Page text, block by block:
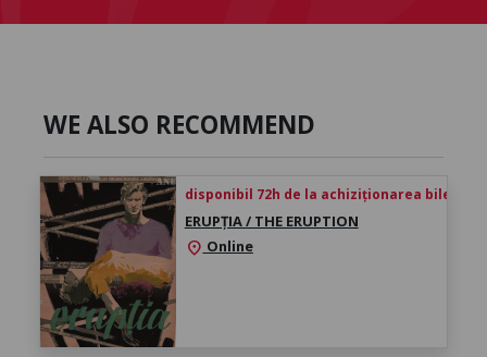
WE ALSO RECOMMEND
disponibil 72h de la achiziționarea biletului
ERUPȚIA / THE ERUPTION
location_on Online